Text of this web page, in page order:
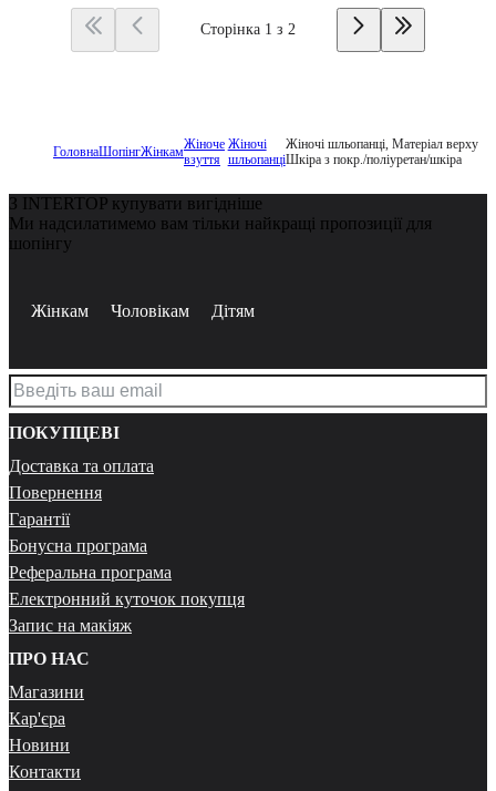
Сторінка 1 з 2
ГоловнаШопінгЖінкамЖіноче
взуття
Жіночі
шльопанці
Жіночі шльопанці, Матеріал верху
Шкіра з покр./поліуретан/шкіра
З INTERTOP купувати вигідніше
Ми надсилатимемо вам тільки найкращі пропозиції для
шопінгу
Жінкам Чоловікам Дітям
ПОКУПЦЕВІ
Доставка та оплата
Повернення
Гарантії
Бонусна програма
Реферальна програма
Електронний куточок покупця
Запис на макіяж
ПРО НАС
Магазини
Кар'єра
Новини
Контакти